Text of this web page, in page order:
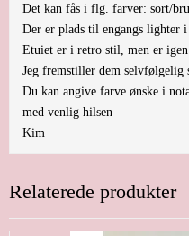
Det kan fås i flg. farver: sort/
Der er plads til engangs lighter
Etuiet er i retro stil, men er
Jeg fremstiller dem selvfølgelig
Du kan angive farve ønske i
med venlig hilsen
Kim
Relaterede produkter